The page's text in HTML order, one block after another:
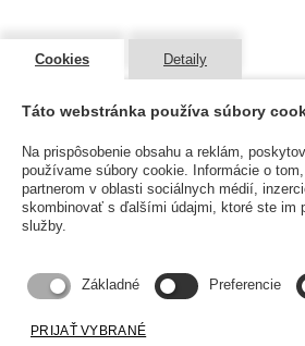
Cookies Detaily
Táto webstránka používa súbory
Na prispôsobenie obsahu a reklám,
používame súbory cookie. Informácie o
partnerom v oblasti sociálnych médií,
skombinovať s ďalšími údajmi, ktoré ste
služby.
Základné Preferencie
PRIJAŤ VYBRANÉ